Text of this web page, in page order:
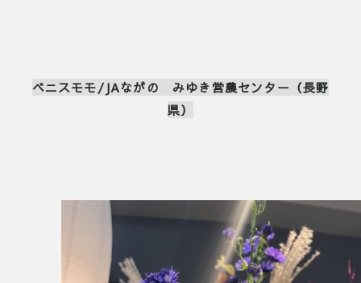
ベニスモモ/JAながの みゆき営農センター（長野
県）